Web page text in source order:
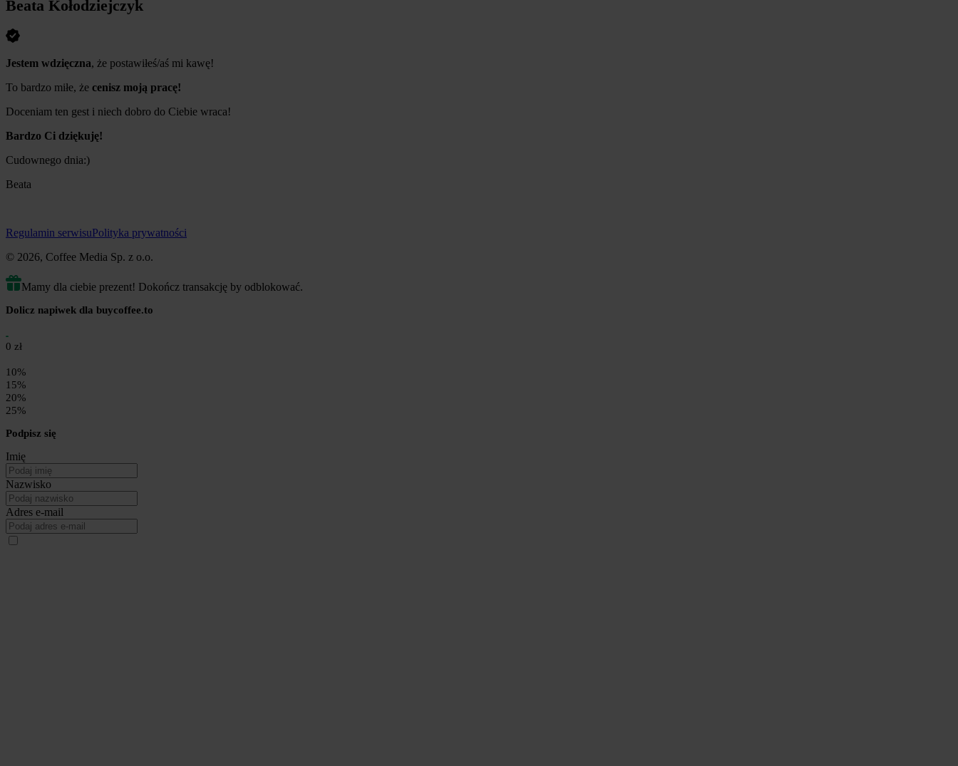
Beata Kołodziejczyk
Jestem wdzięczna, że postawiłeś/aś mi kawę!
To bardzo miłe, że cenisz moją pracę!
Doceniam ten gest i niech dobro do Ciebie wraca!
Bardzo Ci dziękuję!
Cudownego dnia:)
Beata
Regulamin serwisuPolityka prywatności
© 2026, Coffee Media Sp. z o.o.
Mamy dla ciebie prezent! Dokończ transakcję by odblokować.
Dolicz napiwek dla buycoffee.to
0 zł
10%
15%
20%
25%
Podpisz się
Imię
Nazwisko
Adres e-mail